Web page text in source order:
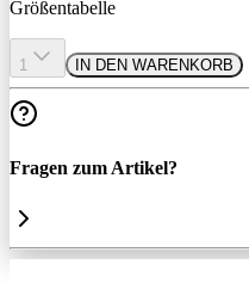
Größentabelle
1 IN DEN WARENKORB
Fragen zum Artikel?